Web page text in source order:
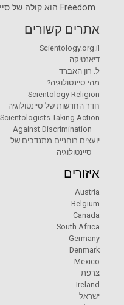
Freedom הוא קולה של
אתרים קשורים
Scientology.org.il
דיאנטיקה
ל. רון האברד
מהי סיינטולוגיה?
Scientology Religion
חדר החדשות של סיינטולוגיה
Scientologists Taking Action
Against Discrimination
יועצים רוחניים מתנדבים של
סיינטולוגיה
איזורים
Austria
Belgium
Canada
South Africa
Germany
Denmark
Mexico
צרפת
Ireland
ישראל